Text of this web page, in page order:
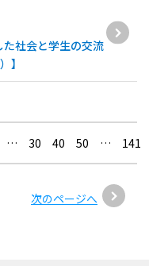
た社会と学生の交流
】
… 30 40 50 …
次のページへ
141